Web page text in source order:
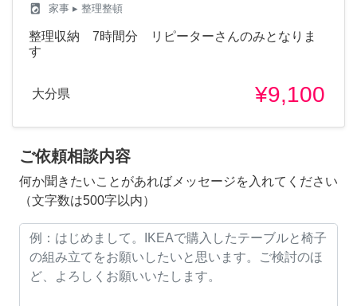
local_laundry_service 家事 ▸ 整理整頓
整理収納 7時間分 リピーターさんのみとなりま
す
大分県 ¥9,100
ご依頼相談内容
何か聞きたいことがあればメッセージを入れてください
（文字数は500字以内）